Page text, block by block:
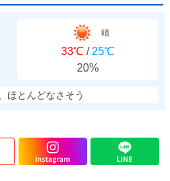
晴
33℃ / 25℃
20%
ほとんどなさそう